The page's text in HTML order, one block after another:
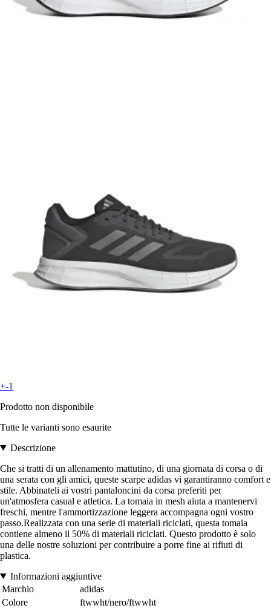
+-1
Prodotto non disponibile
Tutte le varianti sono esaurite
Descrizione
Che si tratti di un allenamento mattutino, di una giornata di corsa o di
una serata con gli amici, queste scarpe adidas vi garantiranno comfort e
stile. Abbinateli ai vostri pantaloncini da corsa preferiti per
un'atmosfera casual e atletica. La tomaia in mesh aiuta a mantenervi
freschi, mentre l'ammortizzazione leggera accompagna ogni vostro
passo.Realizzata con una serie di materiali riciclati, questa tomaia
contiene almeno il 50% di materiali riciclati. Questo prodotto è solo
una delle nostre soluzioni per contribuire a porre fine ai rifiuti di
plastica.
Informazioni aggiuntive
Marchio
adidas
Colore
ftwwht/nero/ftwwht